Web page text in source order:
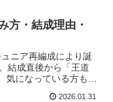
方・結成理由・
ニア再編成により誕
結成直後から「王道
になっている方も多
2026.01.31